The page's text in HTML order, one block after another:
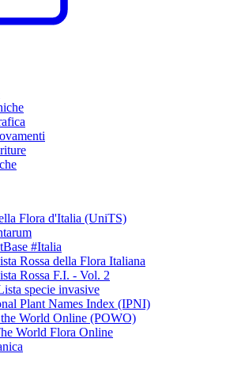
Flora d'Italia (UniTS)
#Italia
Rossa della Flora Italiana
Rossa F.I. - Vol. 2
specie invasive
Plant Names Index (IPNI)
World Online (POWO)
World Flora Online